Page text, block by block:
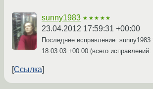
sunny1983 ★★★★★
23.04.2012 17:59:31 +00:00
Последнее исправление: sunny1983
18:03:03 +00:00 (всего исправлений:
Ссылка